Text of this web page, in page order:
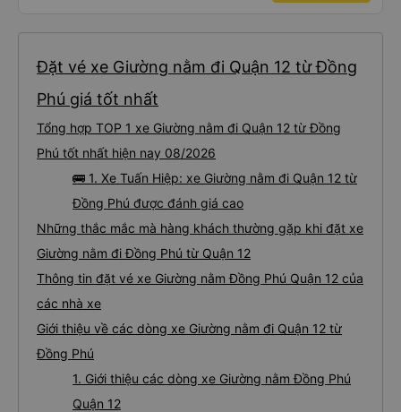
Đặt vé xe Giường nằm đi Quận 12 từ Đồng
Phú giá tốt nhất
Tổng hợp TOP 1 xe Giường nằm đi Quận 12 từ Đồng
Phú tốt nhất hiện nay 08/2026
🚌 1. Xe Tuấn Hiệp: xe Giường nằm đi Quận 12 từ
Đồng Phú được đánh giá cao
Những thắc mắc mà hàng khách thường gặp khi đặt xe
Giường nằm đi Đồng Phú từ Quận 12
Thông tin đặt vé xe Giường nằm Đồng Phú Quận 12 của
các nhà xe
Giới thiệu về các dòng xe Giường nằm đi Quận 12 từ
Đồng Phú
1. Giới thiệu các dòng xe Giường nằm Đồng Phú
Quận 12